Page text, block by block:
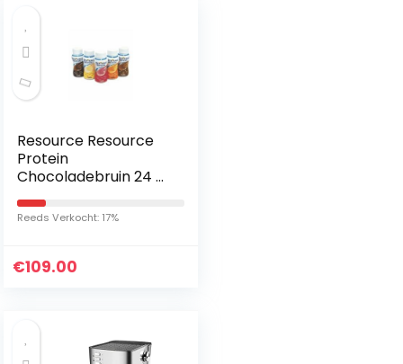
Resource Resource
Protein
Chocoladebruin 24 x
200 ml 4800 ml
Reeds Verkocht: 17%
€109.00